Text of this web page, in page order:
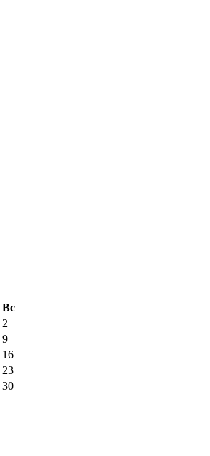
Вс
2
9
16
23
30